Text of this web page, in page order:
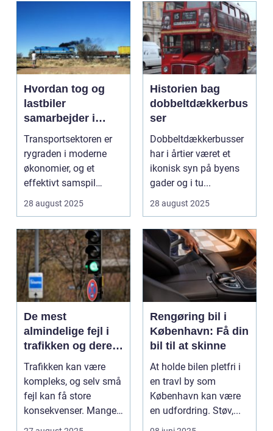
Hvordan tog og
lastbiler
samarbejder i
transportsektoren
Transportsektoren er
rygraden i moderne
økonomier, og et
effektivt samspil
28 august 2025
Historien bag
dobbeltdækkerbus
ser
Dobbeltdækkerbusser
har i årtier været et
ikonisk syn på byens
gader og i tu...
28 august 2025
De mest
almindelige fejl i
trafikken og deres
konsekvenser
Trafikken kan være
kompleks, og selv små
fejl kan få store
konsekvenser. Mange
Rengøring bil i
København: Få din
bil til at skinne
At holde bilen pletfri i
en travl by som
København kan være
en udfordring. Støv,...